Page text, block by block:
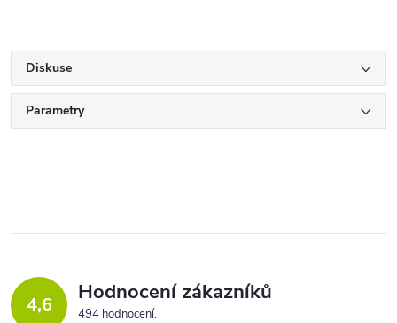
Diskuse
Parametry
4,6 Hodnocení zákazníků
494 hodnocení